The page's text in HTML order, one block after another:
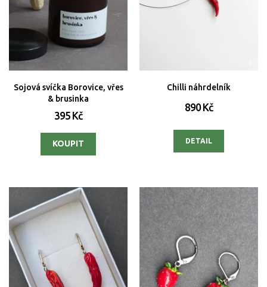
Sojová svíčka Borovice, vřes
& brusinka
395 Kč
Chilli náhrdelník
890 Kč
DETAIL